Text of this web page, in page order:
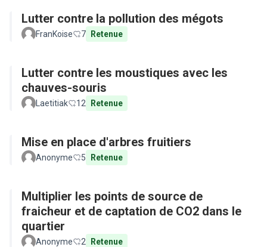
Lutter contre la pollution des mégots
FranKoise 7 Retenue
Lutter contre les moustiques avec les
chauves-souris
Laetitiak 12 Retenue
Mise en place d'arbres fruitiers
Anonyme 5 Retenue
Multiplier les points de source de
fraicheur et de captation de CO2 dans le
quartier
Anonyme 2 Retenue